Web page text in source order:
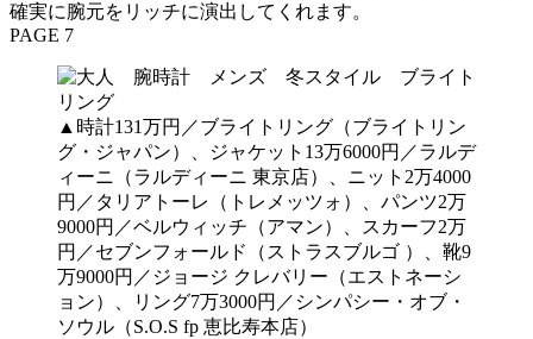
確実に腕元をリッチに演出してくれます。
PAGE 7
▲時計131万円／ブライトリング（ブライトリン
グ・ジャパン）、ジャケット13万6000円／ラルデ
ィーニ（ラルディーニ 東京店）、ニット2万4000
円／タリアトーレ（トレメッツォ）、パンツ2万
9000円／ベルウィッチ（アマン）、スカーフ2万
円／セブンフォールド（ストラスブルゴ ）、靴9
万9000円／ジョージ クレバリー（エストネーシ
ョン）、リング7万3000円／シンパシー・オブ・
ソウル（S.O.S fp 恵比寿本店）